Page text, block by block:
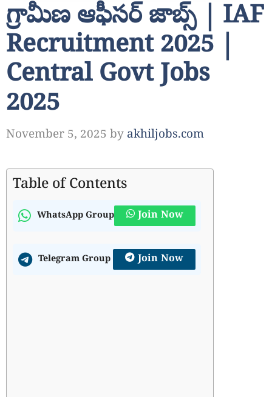
గ్రామీణ ఆఫీసర్ జాబ్స్ | IAF
Recruitment 2025 |
Central Govt Jobs
2025
November 5, 2025 by akhiljobs.com
Table of Contents
WhatsApp Group Join Now
Telegram Group Join Now